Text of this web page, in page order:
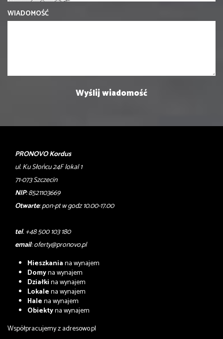
WIADOMOŚĆ
PRONOVO Kordus
ul. Ku Słońcu 24F lokal 1
71-073 Szczecin
NIP: 8521103669
Otwarte: pon-pt w godz 10.00-17.00
tel. +48 500 103 180
email:oferty@pronovo.pl
Mieszkaniana wynajem
Domyna wynajem
Działkina wynajem
Lokalena wynajem
Halena wynajem
Obiektyna wynajem
Współpracujemy zadresowo.pl